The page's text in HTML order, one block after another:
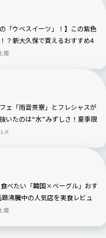
「ウベスイーツ」！】この紫色
？新大久保で買えるおすすめ4
産
ェ「雨音茶寮」とフレシャスが
いたのは“水”みずしさ！夏季限
場
メ
べたい「韓国×ベーグル」おす
題沸騰中の人気店を実食レビュ
産